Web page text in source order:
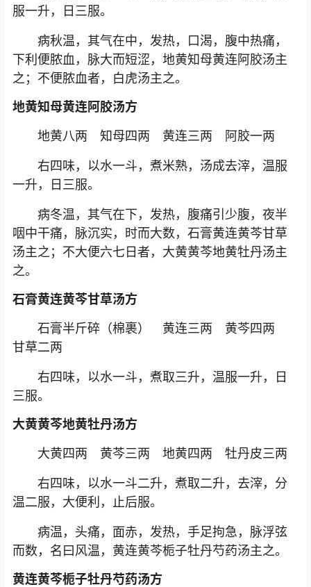
服一升，日三服。
病秋温，其气在中，发热，口渴，腹中热痛，
下利便脓血，脉大而短涩，地黄知母黄连阿胶汤主
之；不便脓血者，白虎汤主之。
地黄知母黄连阿胶汤方
地黄八两 知母四两 黄连三两 阿胶一两
右四味，以水一斗，煮米熟，汤成去滓，温服
一升，日三服。
病冬温，其气在下，发热，腹痛引少腹，夜半
咽中干痛，脉沉实，时而大数，石膏黄连黄芩甘草
汤主之；不大便六七日者，大黄黄芩地黄牡丹汤主
之。
石膏黄连黄芩甘草汤方
石膏半斤碎（棉裹） 黄连三两 黄芩四两
甘草二两
右四味，以水一斗，煮取三升，温服一升，日
三服。
大黄黄芩地黄牡丹汤方
大黄四两 黄芩三两 地黄四两 牡丹皮三两
右四味，以水一斗二升，煮取二升，去滓，分
温二服，大便利，止后服。
病温，头痛，面赤，发热，手足拘急，脉浮弦
而数，名曰风温，黄连黄芩栀子牡丹芍药汤主之。
黄连黄芩栀子牡丹芍药汤方